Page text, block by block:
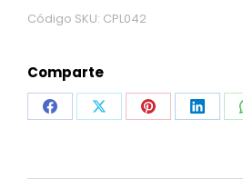
Código SKU: CPL042
Comparte
Share Share Share Share